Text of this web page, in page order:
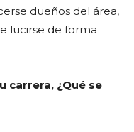
dueños del área,
lucirse de forma
carrera, ¿Qué se